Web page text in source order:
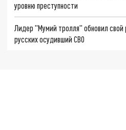
уровню преступности
Лидер "Мумий тролля" обновил свой
русских осудивший СВО